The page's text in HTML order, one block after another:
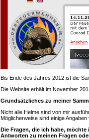
Bis Ende des Jahres 2012 ist die
Die Website erhält im November
Grundsätzliches zu meiner
Nicht alle Helme sind von mir
Möglicherweise sind einige
Die Fragen, die ich habe,
Antworten zu meinen Fragen